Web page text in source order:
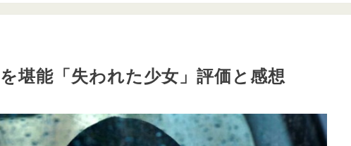
堪能「失われた少女」評価と感想